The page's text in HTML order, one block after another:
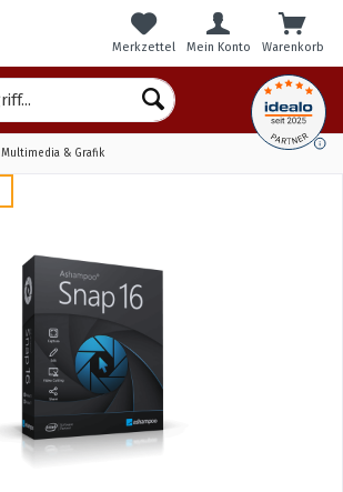
Warenkorb
Merkzettel Mein Konto
Multimedia & Grafik